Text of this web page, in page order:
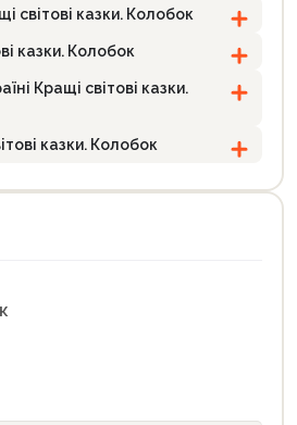
світові казки. Колобок
казки. Колобок
Кращі світові казки.
казки. Колобок